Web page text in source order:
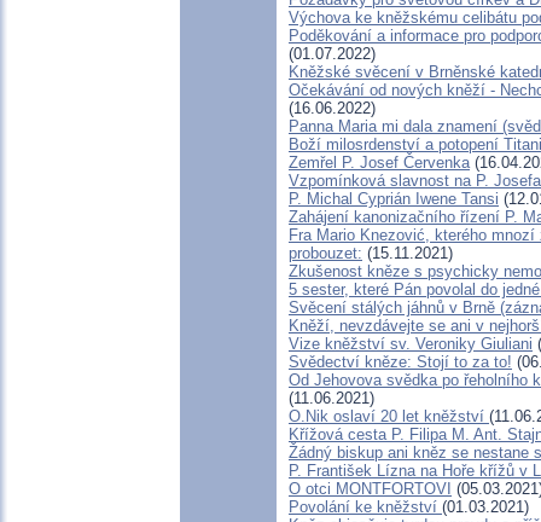
Výchova ke kněžskému celibátu
Poděkování a informace pro
(01.07.2022)
Kněžské svěcení v Brněnské
Očekávání od nových kněží -
(16.06.2022)
Panna Maria mi dala znamení
Boží milosrdenství a potopení
Zemřel P. Josef Červenka
Vzpomínková slavnost na P.
P. Michal Cyprián Iwene Tansi
Zahájení kanonizačního řízení P.
Fra Mario Knezović, kterého
probouzet: (15.11.2021)
Zkušenost kněze s psychicky
5 sester, které Pán povolal do
Svěcení stálých jáhnů v Brně
Kněží, nevzdávejte se ani v
Vize kněžství sv. Veroniky Giuliani
Svědectví kněze: Stojí to za to!
Od Jehovova svědka po řeholního
(11.06.2021)
O.Nik oslaví 20 let kněžství
Křížová cesta P. Filipa M. Ant.
Žádný biskup ani kněz se nestane
P. František Lízna na Hoře křížů v
O otci MONTFORTOVI
Povolání ke kněžství (01.03.2021)